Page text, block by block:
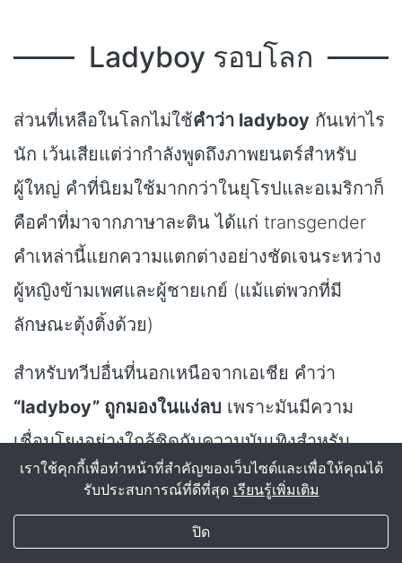
Ladyboy รอบโลก
ส่วนที่เหลือในโลกไม่ใช้คำว่า ladyboy กันเท่าไร
นัก เว้นเสียแต่ว่ากำลังพูดถึงภาพยนตร์สำหรับ
ผู้ใหญ่ คำที่นิยมใช้มากกว่าในยุโรปและอเมริกาก็
คือคำที่มาจากภาษาละติน ได้แก่ transgender
คำเหล่านี้แยกความแตกต่างอย่างชัดเจนระหว่าง
ผู้หญิงข้ามเพศและผู้ชายเกย์ (แม้แต่พวกที่มี
ลักษณะตุ้งติ้งด้วย)
สำหรับทวีปอื่นที่นอกเหนือจากเอเชีย คำว่า
“ladyboy” ถูกมองในแง่ลบ เพราะมันมีความ
เชื่อมโยงอย่างใกล้ชิดกับความบันเทิงสำหรับ
สำหรับผู้ใหญ่ หรือladyboy ที่ขายบริการบนถนน
ในเอเชีย ซึ่งเป็นที่รู้จักแพร่หลายจากสื่อโทรทัศน์
และสารคดีต่างๆ Ladyboy มักจะสามารถใช้เป็น
เราใช้คุกกี้เพื่อทำหน้าที่สำคัญของเว็บไซต์และเพื่อให้คุณได้
รับประสบการณ์ที่ดีที่สุด เรียนรู้เพิ่มเติม
ปิด